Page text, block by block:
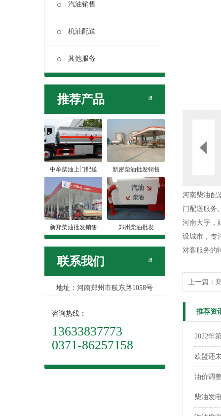
汽油销售
机油配送
其他服务
推荐产品
中牟柴油上门配送 新密柴油批发销售
新郑柴油批发销售 郑州柴油批发
联系我们
地址：河南郑州市航东路1058号
咨询热线：
13633837773
0371-86257158
河南柴油配
门配送服务
河南大宇，
设城市，专
对客服务的
上一篇：
推荐资
2022年
欧盟还
柴油发